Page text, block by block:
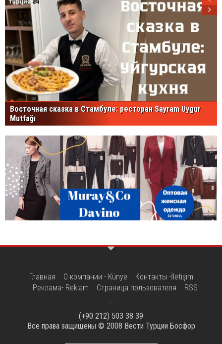
Восточная сказка в Стамбуле: ресторан Sayram Uygur
Mutfağı
Главная О компании - Künye
Контакты -İletişim
Реклама- Reklam
Страница пользователя RSS
(+90 212) 503 38 39
Все права защищены © 2008 Вести Турции Босфор